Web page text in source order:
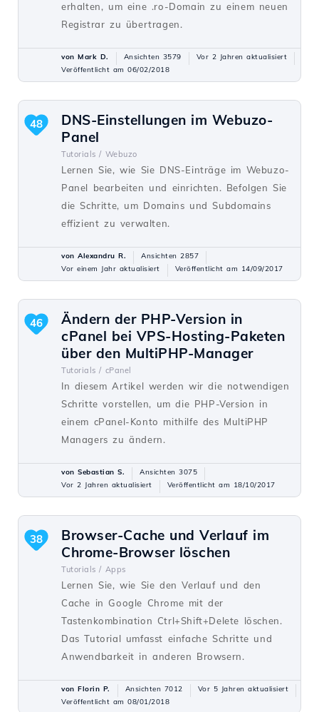
erhalten, um eine .ro-Domain zu einem neuen
Registrar zu übertragen.
von Mark D. Ansichten 3579
Vor 2 Jahren aktualisiert
Veröffentlicht am 06/02/2018
DNS-Einstellungen im Webuzo-
Panel
Tutorials / Webuzo
Lernen Sie, wie Sie DNS-Einträge im Webuzo-
Panel bearbeiten und einrichten. Befolgen Sie
die Schritte, um Domains und Subdomains
effizient zu verwalten.
48
von Alexandru R.
Ansichten 2857
Vor einem Jahr aktualisiert
Veröffentlicht am 14/09/2017
Ändern der PHP-Version in
cPanel bei VPS-Hosting-Paketen
über den MultiPHP-Manager
Tutorials / cPanel
In diesem Artikel werden wir die notwendigen
Schritte vorstellen, um die PHP-Version in
einem cPanel-Konto mithilfe des MultiPHP
Managers zu ändern.
46
von Sebastian S.
Ansichten 3075
Vor 2 Jahren aktualisiert
Veröffentlicht am 18/10/2017
Browser-Cache und Verlauf im
Chrome-Browser löschen
Tutorials / Apps
Lernen Sie, wie Sie den Verlauf und den
Cache in Google Chrome mit der
Tastenkombination Ctrl+Shift+Delete löschen.
Das Tutorial umfasst einfache Schritte und
Anwendbarkeit in anderen Browsern.
38
von Florin P. Ansichten 7012
Vor 5 Jahren aktualisiert
Veröffentlicht am 08/01/2018